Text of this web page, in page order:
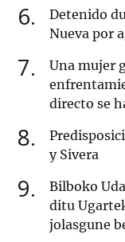
6
Detenido
Nueva por
7
Una mujer
directo se
8
y Sivera
9
Bilboko
ditu
jolasgune